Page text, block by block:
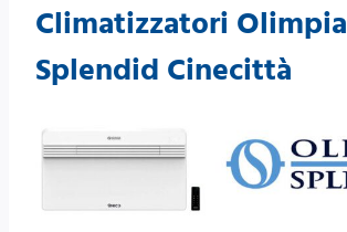
Climatizzatori Olimpia
Splendid Cinecittà